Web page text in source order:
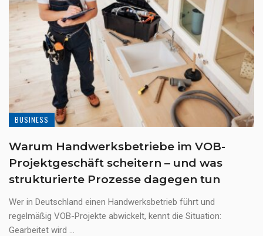
BUSINESS
Warum Handwerksbetriebe im VOB-
Projektgeschäft scheitern – und was
strukturierte Prozesse dagegen tun
Wer in Deutschland einen Handwerksbetrieb führt und
regelmäßig VOB-Projekte abwickelt, kennt die Situation:
Gearbeitet wird ...